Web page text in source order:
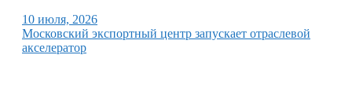
10 июля, 2026
Московский экспортный центр запускает отраслевой
акселератор